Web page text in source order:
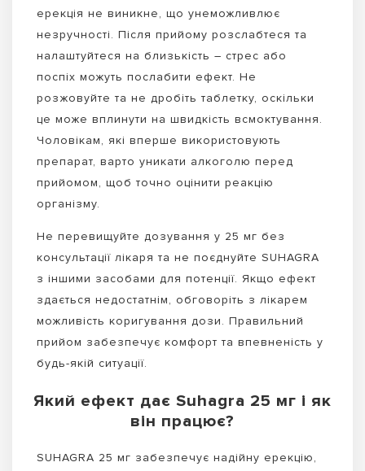
ерекція не виникне, що унеможливлює
незручності. Після прийому розслабтеся та
налаштуйтеся на близькість – стрес або
поспіх можуть послабити ефект. Не
розжовуйте та не дробіть таблетку, оскільки
це може вплинути на швидкість всмоктування.
Чоловікам, які вперше використовують
препарат, варто уникати алкоголю перед
прийомом, щоб точно оцінити реакцію
організму.
Не перевищуйте дозування у 25 мг без
консультації лікаря та не поєднуйте SUHAGRA
з іншими засобами для потенції. Якщо ефект
здається недостатнім, обговоріть з лікарем
можливість коригування дози. Правильний
прийом забезпечує комфорт та впевненість у
будь-якій ситуації.
Який ефект дає Suhagra 25 мг і як
він працює?
SUHAGRA 25 мг забезпечує надійну ерекцію,